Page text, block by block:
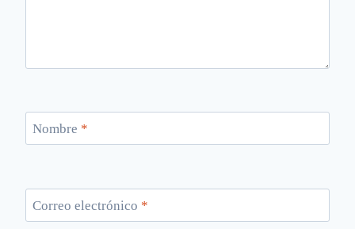
Nombre *
Correo electrónico *